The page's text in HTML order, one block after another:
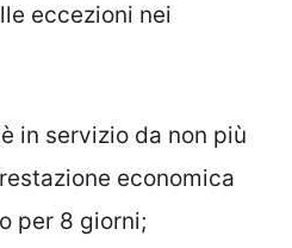
eccezioni nei
in servizio da non più
economica
per 8 giorni;